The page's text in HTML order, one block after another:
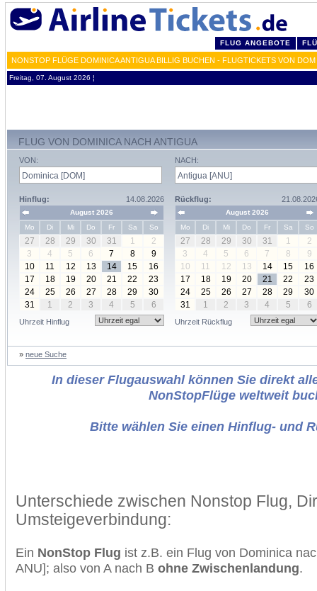
FLUG ANGEBOTE
NONSTOP FLÜGE DOMINICA ANTIGUA BILLIG BUCHEN - FLUGTICKETS VON DOM
Freitag, 07. August 2026 ¦
FLUG VON DOMINICA NACH ANTIGUA
VON:
Hinflug: 14.08.2026
August 2026
Mo
Di Mi Do Fr Sa So
27 28 29 30 31 1
2
3
4 5 6 7 8
9
10
11 12 13 14 15
16
17
18 19 20 21 22
23
24
25 26 27 28 29
30
31
1 2 3 4 5 6
Uhrzeit Hinflug
NACH:
Rückflug:
August 2026
Mo
Di Mi Do Fr Sa So
27 28 29 30 31 1
2
3
4 5 6 7 8
9
10
11 12 13 14 15
16
17
18 19 20 21 22
23
24
25 26 27 28 29
30
31
1 2 3 4 5 6
Uhrzeit Rückflug
» neue Suche
In dieser Flugauswahl können Sie direkt
NonStopFlüge weltweit
Bitte wählen Sie einen Hinflug- und
Unterschiede zwischen Nonstop Flug,
Umsteigeverbindung:
Ein NonStop Flug ist z.B. ein Flug von Dominica
ANU]; also von A nach B ohne Zwischenlandung.